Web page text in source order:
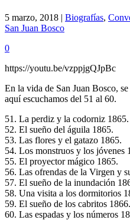
5 marzo, 2018 | Biografías,
San Juan Bosco
0
https://youtu.be/vzppjgQJpBc
En la vida de San Juan Bosco,
aquí escuchamos del 51 al 60.
51. La perdiz y la codorniz 1865.
52. El sueño del águila 1865.
53. Las flores y el gatazo 1865.
54. Los monstruos y los jóvenes
55. El proyector mágico 1865.
56. Las ofrendas de la Virgen y
57. El sueño de la inundación
58. Una visita a los dormitorios
59. El sueño de los cabritos 1866.
60. Las espadas y los números